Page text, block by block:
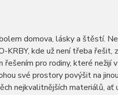
domova, lásky a štěstí.
KRBY, kde už není třeba řešit,
pro rodiny, které nežijí
své prostory povýšit na
nejkvalitnějších materiálů,